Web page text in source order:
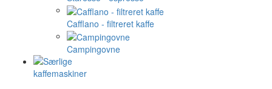
Cafflano - filtreret kaffe
Campingovne